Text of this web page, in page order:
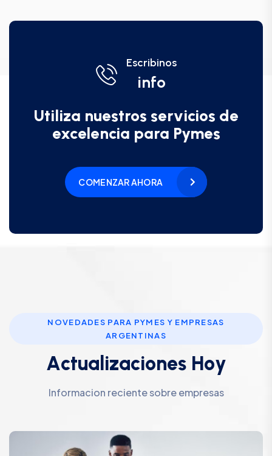
Escribinos
info
Utiliza nuestros servicios de
excelencia para Pymes
COMENZAR AHORA
NOVEDADES PARA PYMES Y EMPRESAS
ARGENTINAS
Actua izaciones Hoy
Informacion reciente sobre empresas